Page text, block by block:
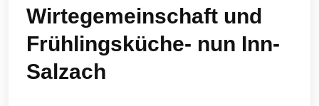
Wirtegemeinschaft und
Frühlingsküche- nun Inn-
Salzach